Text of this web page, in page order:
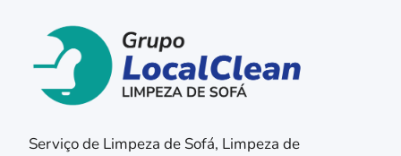
Serviço de Limpeza de Sofá, Limpeza de